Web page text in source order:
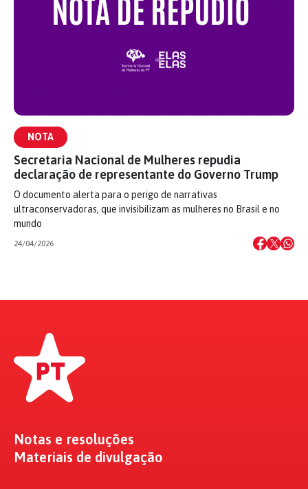
NOTA
Secretaria Nacional de Mulheres repudia
declaração de representante do Governo Trump
O documento alerta para o perigo de narrativas
ultraconservadoras, que invisibilizam as mulheres no Brasil e no
mundo
24/04/2026
Notas e resoluções
Materiais de divulgação